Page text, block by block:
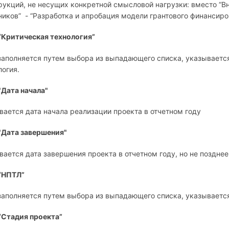
не несущих конкретной смысловой нагрузки: вместо
- “Разработка и апробация модели грантового
технология”
путем выбора из выпадающего списка,
начала"
дата начала реализации проекта в отчетном году
завершения"
дата завершения проекта в отчетном году, но не позднее
путем выбора из выпадающего списка,
проекта”